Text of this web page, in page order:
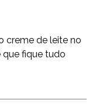
creme de leite no
que fique tudo